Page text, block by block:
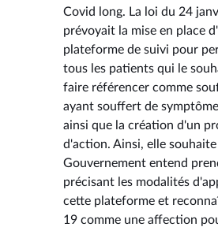
Covid long. La loi du 24
prévoyait la mise en place
plateforme de suivi pour
tous les patients qui le
faire référencer comme
ayant souffert de
ainsi que la création d'un
d'action. Ainsi, elle
Gouvernement entend
précisant les modalités
cette plateforme et
19 comme une affection